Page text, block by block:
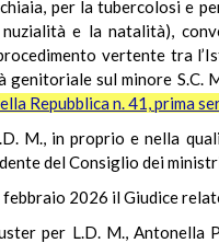
per la tubercolosi e
nuzialità e la natalità),
vertente tra
sul minore
Repubblica n. 41, prima
M., in proprio e nella
del Consiglio dei
febbraio 2026 il Giudice
per L.D. M., Antonella